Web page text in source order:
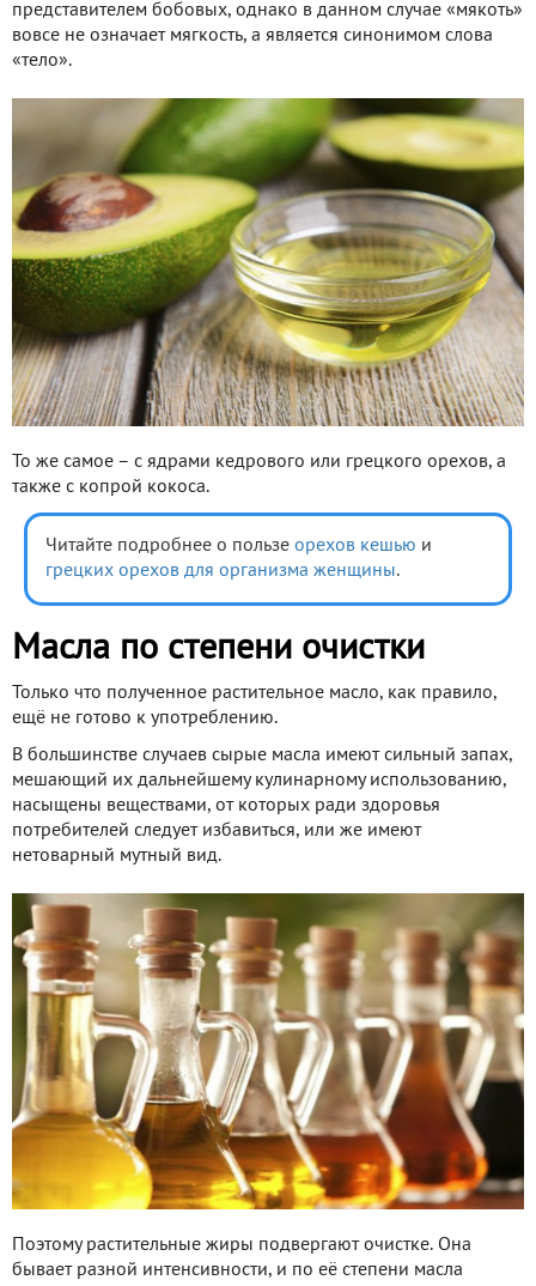
представителем бобовых, однако в данном случае «мякоть»
вовсе не означает мягкость, а является синонимом слова
«тело».
То же самое – с ядрами кедрового или грецкого орехов, а
также с копрой кокоса.
Читайте подробнее о пользе орехов кешью и
грецких орехов для организма женщины.
Масла по степени очистки
Только что полученное растительное масло, как правило,
ещё не готово к употреблению.
В большинстве случаев сырые масла имеют сильный запах,
мешающий их дальнейшему кулинарному использованию,
насыщены веществами, от которых ради здоровья
потребителей следует избавиться, или же имеют
нетоварный мутный вид.
Поэтому растительные жиры подвергают очистке. Она
бывает разной интенсивности, и по её степени масла